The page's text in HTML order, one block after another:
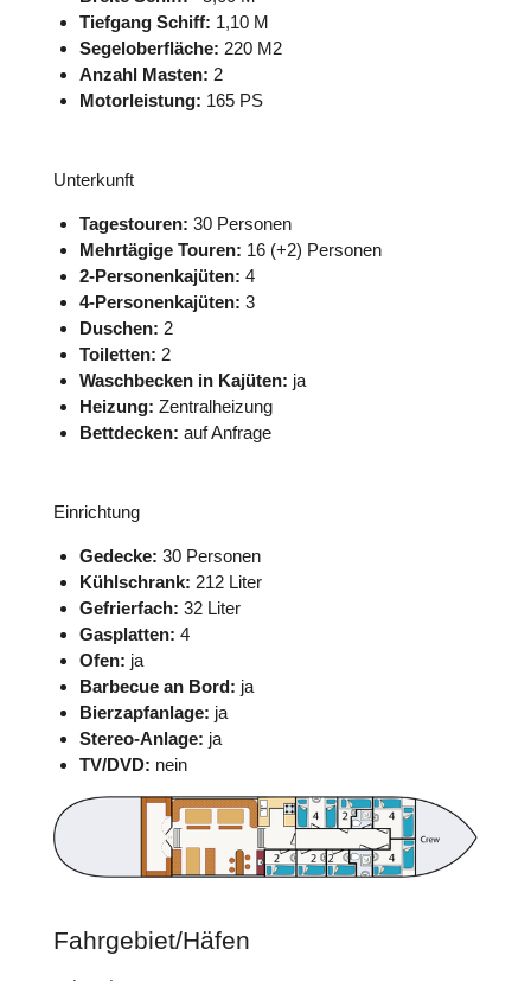
Tiefgang Schiff: 1,10 M
Segeloberfläche: 220 M2
Anzahl Masten: 2
Motorleistung: 165 PS
Unterkunft
Tagestouren: 30 Personen
Mehrtägige Touren: 16 (+2) Personen
2-Personenkajüten: 4
4-Personenkajüten: 3
Duschen: 2
Toiletten: 2
Waschbecken in Kajüten: ja
Heizung: Zentralheizung
Bettdecken: auf Anfrage
Einrichtung
Gedecke: 30 Personen
Kühlschrank: 212 Liter
Gefrierfach: 32 Liter
Gasplatten: 4
Ofen: ja
Barbecue an Bord: ja
Bierzapfanlage: ja
Stereo-Anlage: ja
TV/DVD: nein
Fahrgebiet/Häfen